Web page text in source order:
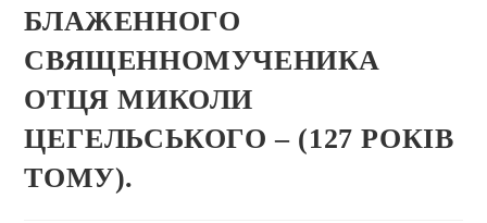
БЛАЖЕННОГО
СВЯЩЕННОМУЧЕНИКА
ОТЦЯ МИКОЛИ
ЦЕГЕЛЬСЬКОГО – (127 РОКІВ
ТОМУ).